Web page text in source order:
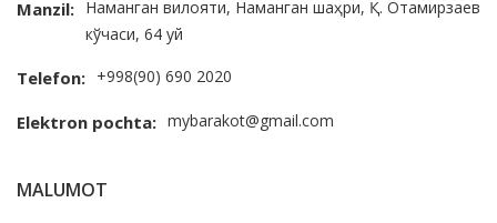
Manzil: Наманган вилояти, Наманган шаҳри, Қ. Отамирзаев
кўчаси, 64 уй
Telefon: +998(90) 690 2020
Elektron pochta: mybarakot@gmail.com
MALUMOT